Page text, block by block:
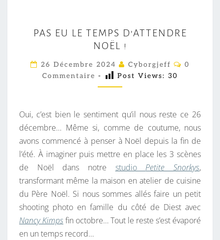
A
S
E
U
L
T
E
M
P
S
D
’
A
T
PAS EU LE TEMPS D’ATTENDRE
NOËL !
26 Décembre 2024 Cyborgjeff
C
A
R
E
S
0
Commentaire - Post Views: 30
Oui, c’est bien le sentiment qu’il nous reste ce 26
décembre… Même si, comme de coutume, nous
avons commencé à penser à Noël depuis la fin de
l’été. À imaginer puis mettre en place les 3 scènes
de Noël dans notre studioPetite Snorkys,
transformant même la maison en atelier de cuisine
du Père Noël. Si nous sommes allés faire un petit
shooting photo en famille du côté de Diest avec
Nancy Kimpsfin octobre… Tout le reste s’est évaporé
en un temps record…